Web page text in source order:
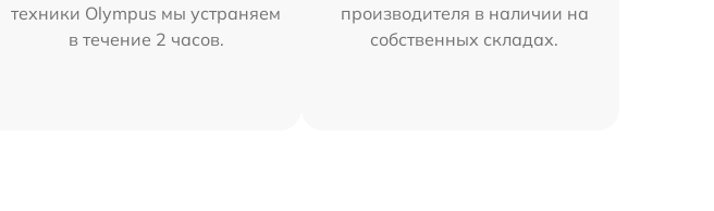
техники Olympus мы устраняем
в течение 2 часов.
производителя в наличии на
собственных складах.